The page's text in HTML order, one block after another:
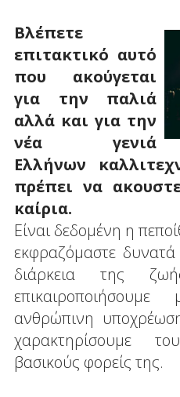
Βλέπετε
επιτακτικό αυτό
που ακούγεται
για την παλιά
αλλά και για την
νέα γενιά
Ελλήνων
πρέπει να
καίρια.
Είναι δεδομένη η
εκφραζόμαστε
διάρκεια της
ανθρώπινη
χαρακτηρίσουμε
βασικούς φορείς της.